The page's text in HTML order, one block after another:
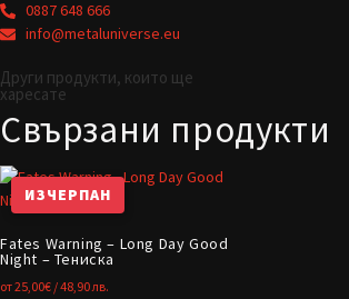
0887 648 666
info@metaluniverse.eu
Други продукти, които ще
харесате
Свързани продукти
ИЗЧЕРПАН
Fates Warning – Long Day Good
Night – Тениска
от25,00€ / 48,90 лв.